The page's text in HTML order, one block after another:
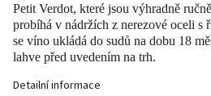
Petit Verdot, které jsou výhradně
probíhá v nádržích z nerezové oceli s
se víno ukládá do sudů na dobu 18
lahve před uvedením na trh.
Detailní informace